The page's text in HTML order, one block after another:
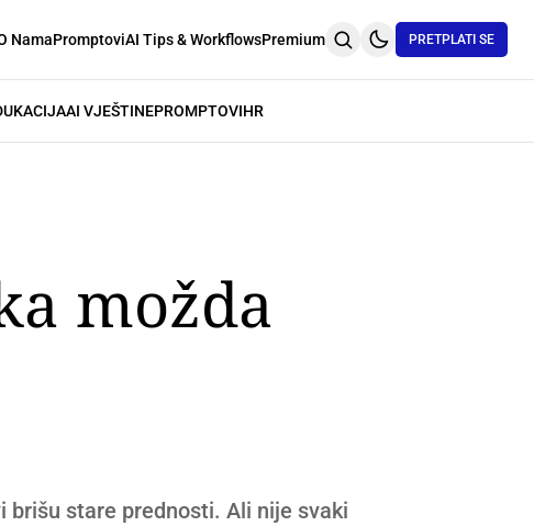
NamaPromptoviAI Tips & WorkflowsPremium PRETPLATI SE
AI VJEŠTINEPROMPTOVIHR
možda
stare prednosti. Ali nije svaki